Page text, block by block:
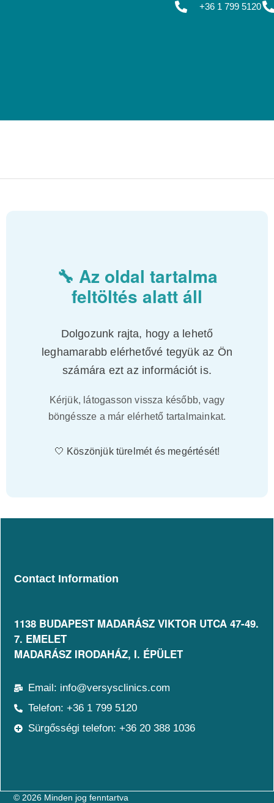
+36 1 799 5120
🔧 Az oldal tartalma
feltöltés alatt áll
Dolgozunk rajta, hogy a lehető
leghamarabb elérhetővé tegyük az Ön
számára ezt az információt is.
Kérjük, látogasson vissza később, vagy
böngéssze a már elérhető tartalmainkat.
🤍 Köszönjük türelmét és megértését!
Contact Information
1138 BUDAPEST MADARÁSZ VIKTOR UTCA 47-49.
7. EMELET​
MADARÁSZ IRODAHÁZ, I. ÉPÜLET
Email: info@versysclinics.com
Telefon: +36 1 799 5120
Sürgősségi telefon: +36 20 388 1036
© 2026 Minden jog fenntartva